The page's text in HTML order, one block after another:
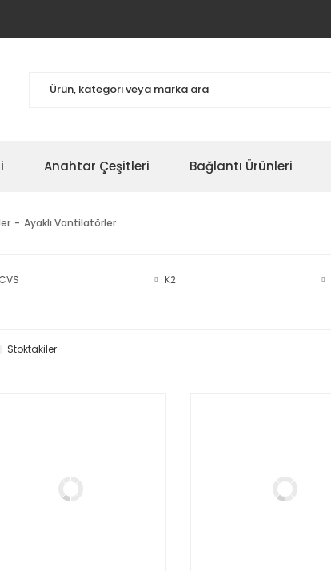
Anahtar Çeşitleri Bağlantı Ürünleri
Ayaklı Vantilatörler
CVS K2
Stoktakiler